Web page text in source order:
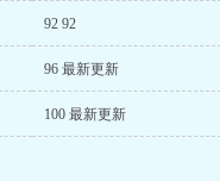
92 92
96 最新更新
100 最新更新